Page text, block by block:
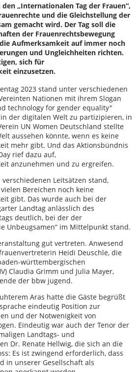
„Internationalen Tag der Frauen“,
und die Gleichstellung der
gemacht wird. Der Tag soll die
der Frauenrechtsbewegung
Aufmerksamkeit auf immer noch
und Ungleichheiten richten.
sich für
einzusetzen.
2023 stand unter verschiedenen
Nationen mit ihrem Slogan
technology for gender equality"
der digitalen Welt zu partizipieren, in
UN Women Deutschland stellte
aussehen könnte, wenn es keine
mehr gibt. Und das Aktionsbündnis
rief dazu auf,
anzunehmen und zu ergreifen.
Leitsätzen stand,
Bereichen noch keine
gibt. Das wurde auch bei der
Landtag anlässlich des
deutlich, bei der der
Unbeugsamen“ im Mittelpunkt stand.
gut vertreten. Anwesend
Heidi Deuschle, die
württembergischen
Claudia Grimm und Julia Mayer,
der bbw jugend.
Aras hatte die Gäste begrüßt
eindeutig Position zur
und der Notwenigkeit von
Eindeutig war auch der Tenor der
Landtags- und
Dr. Renate Hellwig, die sich an die
Es ist zwingend erforderlich, dass
in unserer Gesellschaft als